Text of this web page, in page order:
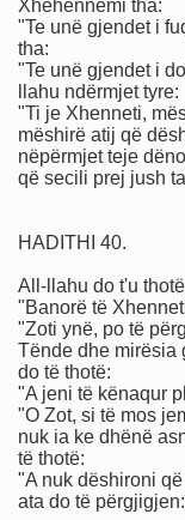
Xhehennemi tha:
"Te unë gjendet i
tha:
"Te unë gjendet i
llahu ndërmjet tyre:
"Ti je Xhenneti,
mëshirë atij që
nëpërmjet teje
që secili prej jush
HADITHI 40.
All-llahu do t'u
"Banorë të
"Zoti ynë, po të
Tënde dhe mirësia
do të thotë:
"A jeni të kënaqur
"O Zot, si të mos
nuk ia ke dhënë
të thotë:
"A nuk dëshironi
ata do të përgjigjen:
kolegut… metoda,